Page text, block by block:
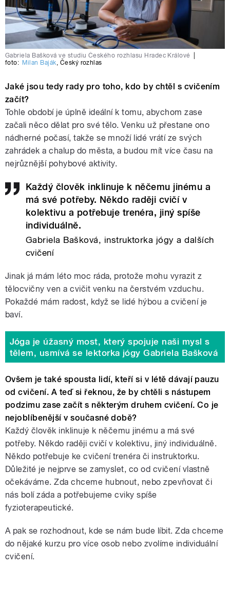
Gabriela Bašková ve studiu Českého rozhlasu Hradec Králové
foto: Milan Baják, Český rozhlas
Jaké jsou tedy rady pro toho, kdo by chtěl s cvičením
začít?
Tohle období je úplně ideální k tomu, abychom zase
začali něco dělat pro své tělo. Venku už přestane ono
nádherné počasí, takže se množí lidé vrátí ze svých
zahrádek a chalup do města, a budou mít více času na
nejrůznější pohybové aktivity.
Každý člověk inklinuje k něčemu jinému a
má své potřeby. Někdo raději cvičí v
kolektivu a potřebuje trenéra, jiný spíše
individuálně.
Gabriela Bašková, instruktorka jógy a dalších
cvičení
Jinak já mám léto moc ráda, protože mohu vyrazit z
tělocvičny ven a cvičit venku na čerstvém vzduchu.
Pokaždé mám radost, když se lidé hýbou a cvičení je
baví.
Jóga je úžasný most, který spojuje naši mysl s
tělem, usmívá se lektorka jógy Gabriela Bašková
Ovšem je také spousta lidí, kteří si v létě dávají pauzu
od cvičení. A teď si řeknou, že by chtěli s nástupem
podzimu zase začít s některým druhem cvičení. Co je
nejoblíbenější v současné době?
Každý člověk inklinuje k něčemu jinému a má své
potřeby. Někdo raději cvičí v kolektivu, jiný individuálně.
Někdo potřebuje ke cvičení trenéra či instruktorku.
Důležité je nejprve se zamyslet, co od cvičení vlastně
očekáváme. Zda chceme hubnout, nebo zpevňovat či
nás bolí záda a potřebujeme cviky spíše
fyzioterapeutické.
A pak se rozhodnout, kde se nám bude líbit. Zda chceme
do nějaké kurzu pro více osob nebo zvolíme individuální
cvičení.